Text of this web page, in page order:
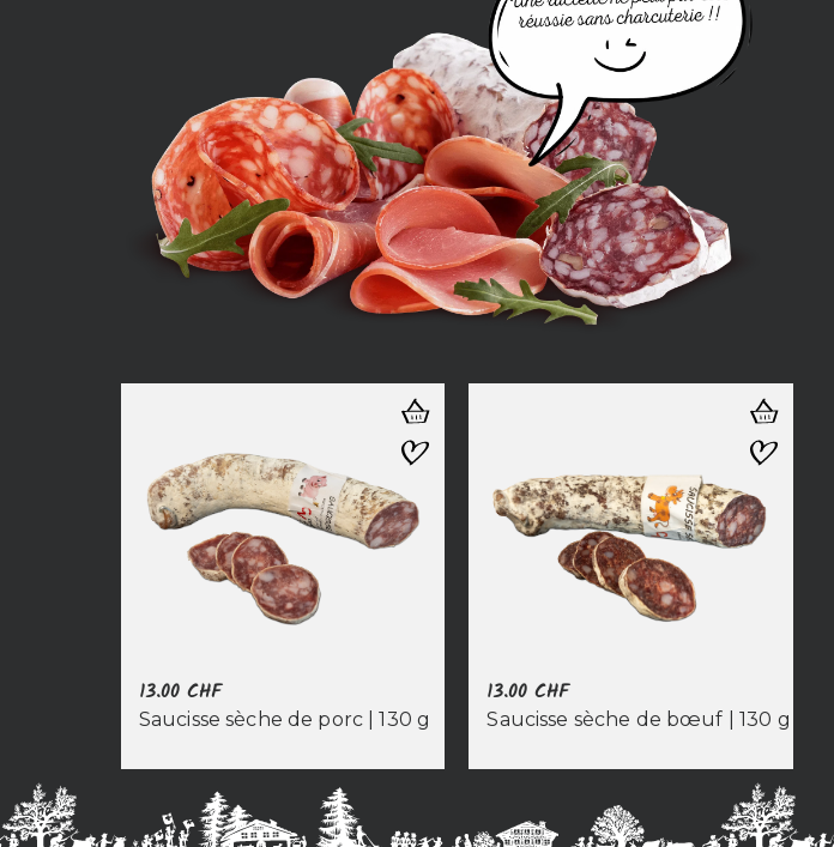
13.00 CHF
Saucisse sèche de porc | 130 g
13.00CHF
Saucisse sèche de bœuf | 130 g